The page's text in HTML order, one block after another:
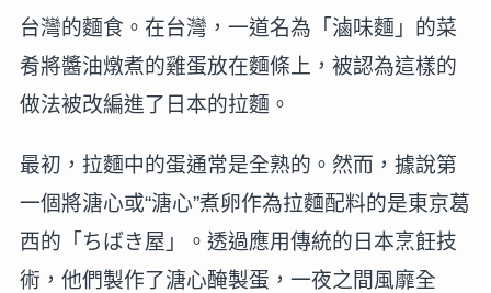
台灣的麵食。在台灣，一道名為「滷味麵」的菜
肴將醬油燉煮的雞蛋放在麵條上，被認為這樣的
做法被改編進了日本的拉麵。
最初，拉麵中的蛋通常是全熟的。然而，據說第
一個將溏心或“溏心”煮卵作為拉麵配料的是東京葛
西的「ちばき屋」。透過應用傳統的日本烹飪技
術，他們製作了溏心醃製蛋，一夜之間風靡全